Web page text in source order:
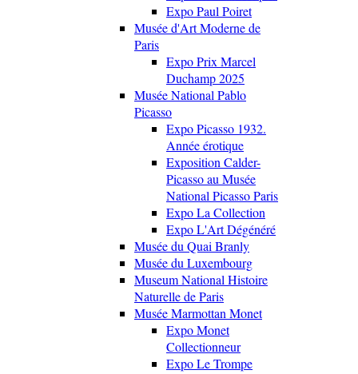
Expo Paul Poiret
Musée d'Art Moderne de
Paris
Expo Prix Marcel
Duchamp 2025
Musée National Pablo
Picasso
Expo Picasso 1932.
Année érotique
Exposition Calder-
Picasso au Musée
National Picasso Paris
Expo La Collection
Expo L'Art Dégénéré
Musée du Quai Branly
Musée du Luxembourg
Museum National Histoire
Naturelle de Paris
Musée Marmottan Monet
Expo Monet
Collectionneur
Expo Le Trompe